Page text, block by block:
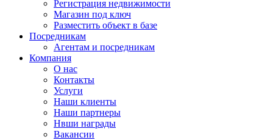
Регистрация недвижимости
Магазин под ключ
Разместить объект в базе
Посредникам
Агентам и посредникам
Компания
О нас
Контакты
Услуги
Наши клиенты
Наши партнеры
Нвши награды
Вакансии